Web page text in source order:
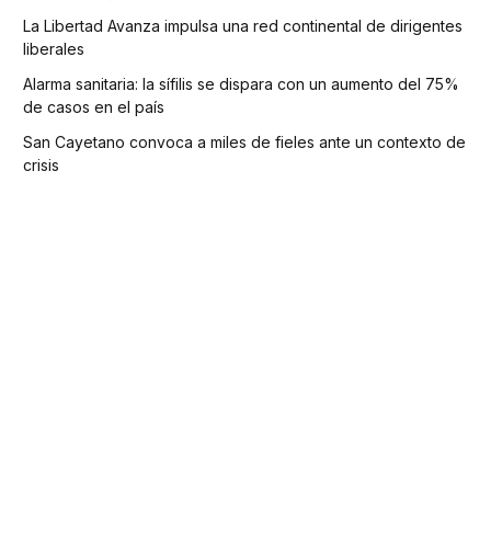
La Libertad Avanza impulsa una red continental de dirigentes
liberales
Alarma sanitaria: la sífilis se dispara con un aumento del 75%
de casos en el país
San Cayetano convoca a miles de fieles ante un contexto de
crisis